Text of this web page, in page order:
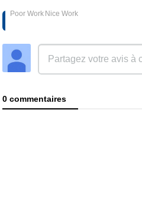
Poor Work Nice Work
0 commentaires